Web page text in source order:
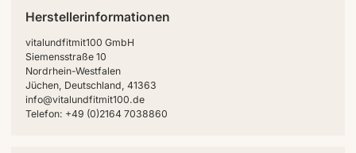
Herstellerinformationen
vitalundfitmit100 GmbH
Siemensstraße 10
Nordrhein-Westfalen
Jüchen, Deutschland, 41363
info@vitalundfitmit100.de
Telefon: +49 (0)2164 7038860